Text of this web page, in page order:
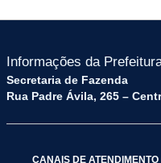
Informações da
Secretaria de Fazenda
Rua Padre Ávila, 265 –
CANAIS DE ATENDIMENTO